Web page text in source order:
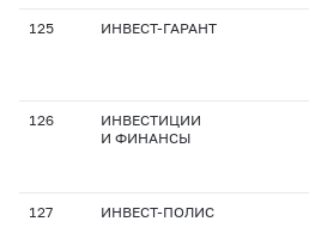
125 ИНВЕСТ-ГАРАНТ
126
ИНВЕСТИЦИИ
И ФИНАНСЫ
127 ИНВЕСТ-ПОЛИС